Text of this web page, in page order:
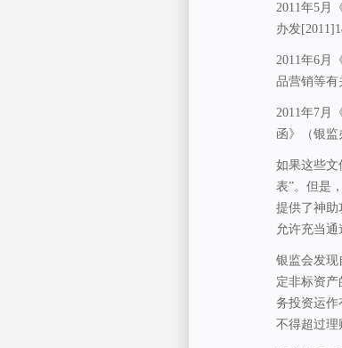
2011年5月
办发
2011年6月
品营销等有
2011年7月
函》（银监
如果这些文
表”。但是
提供了神助
允许充当通
银监会发现
定非标资
务投资运作
不得超过理